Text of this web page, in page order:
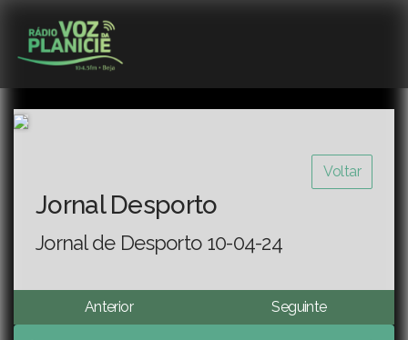
Voltar
Jornal Desporto
Jornal de Desporto 10-04-24
Anterior Seguinte